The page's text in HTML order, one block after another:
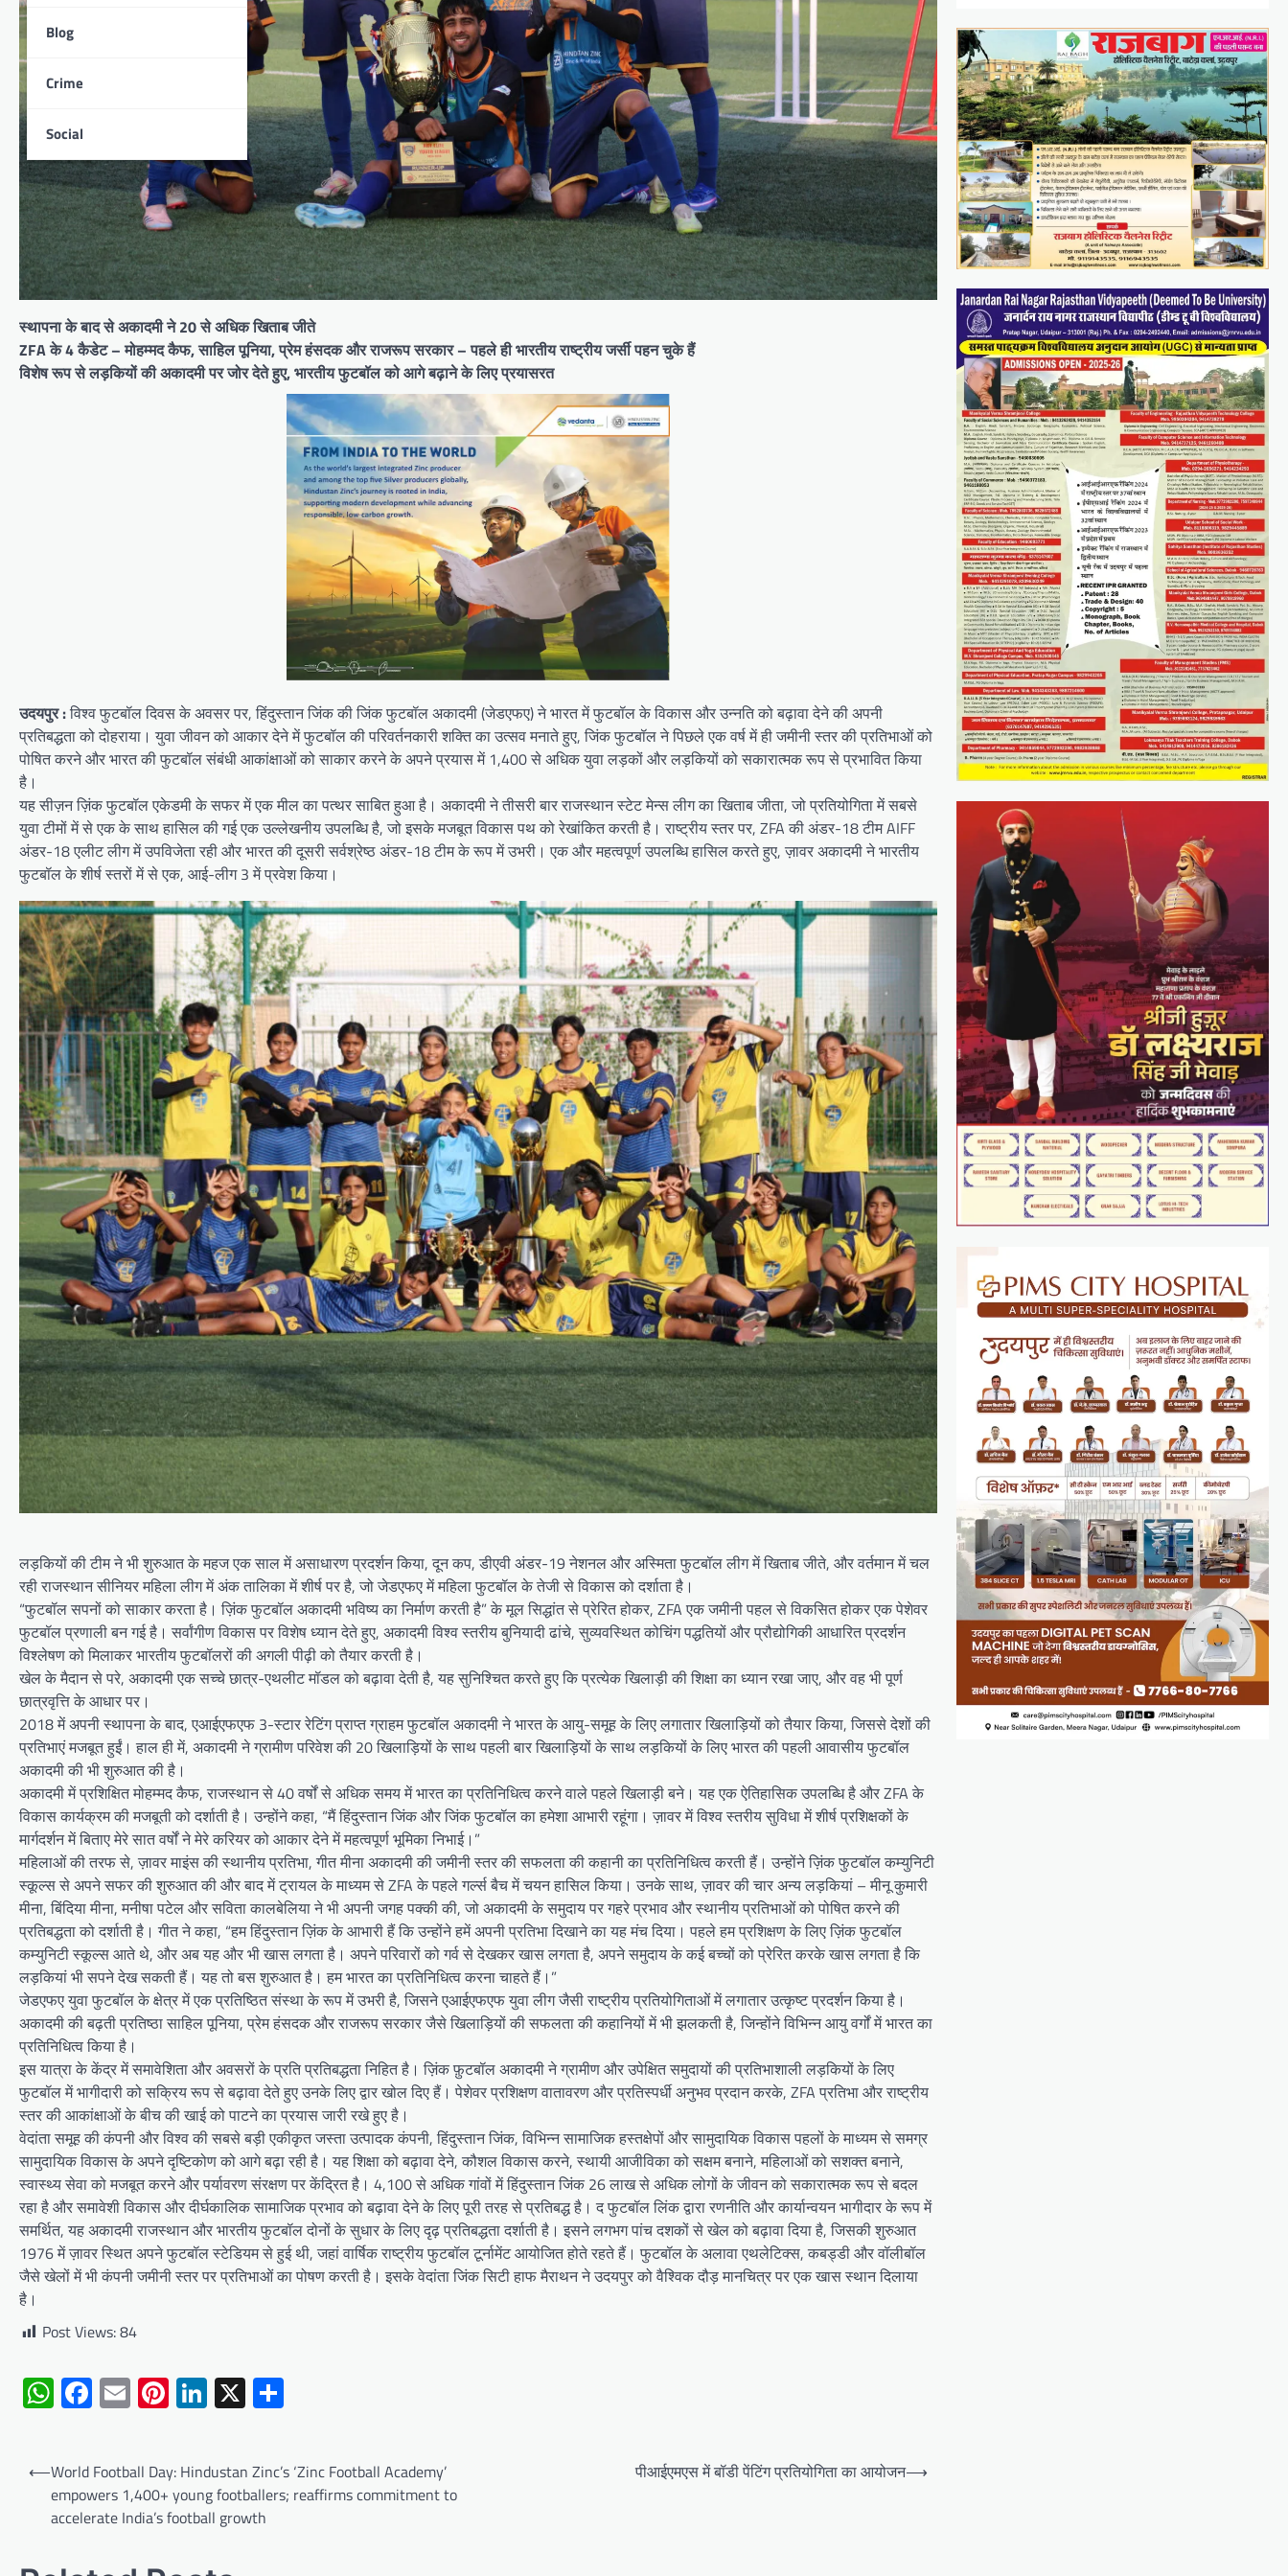
Blog
Crime
Social
स्थापना के बाद से अकादमी ने 20 से अधिक खिताब जीते
ZFA के 4 कैडेट – मोहम्मद कैफ, साहिल पूनिया, प्रेम हंसदक और राजरूप सरकार – पहले ही भारतीय राष्ट्रीय जर्सी पहन चुके हैं
विशेष रूप से लड़कियों की अकादमी पर जोर देते हुए, भारतीय फुटबॉल को आगे बढ़ाने के लिए प्रयासरत
उदयपुर :विश्व फुटबॉल दिवस के अवसर पर, हिंदुस्तान जिंक की जिंक फुटबॉल अकादमी (जेडएफए) ने भारत में फुटबॉल के विकास और उन्नति को बढ़ावा देने की अपनी
प्रतिबद्धता को दोहराया। युवा जीवन को आकार देने में फुटबॉल की परिवर्तनकारी शक्ति का उत्सव मनाते हुए, जिंक फुटबॉल ने पिछले एक वर्ष में ही जमीनी स्तर की प्रतिभाओं को
पोषित करने और भारत की फुटबॉल संबंधी आकांक्षाओं को साकार करने के अपने प्रयास में 1,400 से अधिक युवा लड़कों और लड़कियों को सकारात्मक रूप से प्रभावित किया
है।
यह सीज़न ज़िंक फुटबॉल एकेडमी के सफर में एक मील का पत्थर साबित हुआ है। अकादमी ने तीसरी बार राजस्थान स्टेट मेन्स लीग का खिताब जीता, जो प्रतियोगिता में सबसे
युवा टीमों में से एक के साथ हासिल की गई एक उल्लेखनीय उपलब्धि है, जो इसके मजबूत विकास पथ को रेखांकित करती है। राष्ट्रीय स्तर पर, ZFA की अंडर-18 टीम AIFF
अंडर-18 एलीट लीग में उपविजेता रही और भारत की दूसरी सर्वश्रेष्ठ अंडर-18 टीम के रूप में उभरी। एक और महत्वपूर्ण उपलब्धि हासिल करते हुए, ज़ावर अकादमी ने भारतीय
फुटबॉल के शीर्ष स्तरों में से एक, आई-लीग 3 में प्रवेश किया।
लड़कियों की टीम ने भी शुरुआत के महज एक साल में असाधारण प्रदर्शन किया, दून कप, डीएवी अंडर-19 नेशनल और अस्मिता फुटबॉल लीग में खिताब जीते, और वर्तमान में चल
रही राजस्थान सीनियर महिला लीग में अंक तालिका में शीर्ष पर है, जो जेडएफए में महिला फुटबॉल के तेजी से विकास को दर्शाता है।
“फुटबॉल सपनों को साकार करता है। ज़िंक फुटबॉल अकादमी भविष्य का निर्माण करती है” के मूल सिद्धांत से प्रेरित होकर, ZFA एक जमीनी पहल से विकसित होकर एक पेशेवर
फुटबॉल प्रणाली बन गई है। सर्वांगीण विकास पर विशेष ध्यान देते हुए, अकादमी विश्व स्तरीय बुनियादी ढांचे, सुव्यवस्थित कोचिंग पद्धतियों और प्रौद्योगिकी आधारित प्रदर्शन
विश्लेषण को मिलाकर भारतीय फुटबॉलरों की अगली पीढ़ी को तैयार करती है।
खेल के मैदान से परे, अकादमी एक सच्चे छात्र-एथलीट मॉडल को बढ़ावा देती है, यह सुनिश्चित करते हुए कि प्रत्येक खिलाड़ी की शिक्षा का ध्यान रखा जाए, और वह भी पूर्ण
छात्रवृत्ति के आधार पर।
2018 में अपनी स्थापना के बाद, एआईएफएफ 3-स्टार रेटिंग प्राप्त ग्राहम फुटबॉल अकादमी ने भारत के आयु-समूह के लिए लगातार खिलाड़ियों को तैयार किया, जिससे देशों की
प्रतिभाएं मजबूत हुईं। हाल ही में, अकादमी ने ग्रामीण परिवेश की 20 खिलाड़ियों के साथ पहली बार खिलाड़ियों के साथ लड़कियों के लिए भारत की पहली आवासीय फुटबॉल
अकादमी की भी शुरुआत की है।
अकादमी में प्रशिक्षित मोहम्मद कैफ, राजस्थान से 40 वर्षों से अधिक समय में भारत का प्रतिनिधित्व करने वाले पहले खिलाड़ी बने। यह एक ऐतिहासिक उपलब्धि है और ZFA के
विकास कार्यक्रम की मजबूती को दर्शाती है। उन्होंने कहा, “मैं हिंदुस्तान जिंक और जिंक फुटबॉल का हमेशा आभारी रहूंगा। ज़ावर में विश्व स्तरीय सुविधा में शीर्ष प्रशिक्षकों के
मार्गदर्शन में बिताए मेरे सात वर्षों ने मेरे करियर को आकार देने में महत्वपूर्ण भूमिका निभाई।”
महिलाओं की तरफ से, ज़ावर माइंस की स्थानीय प्रतिभा, गीत मीना अकादमी की जमीनी स्तर की सफलता की कहानी का प्रतिनिधित्व करती हैं। उन्होंने ज़िंक फुटबॉल कम्युनिटी
स्कूल्स से अपने सफर की शुरुआत की और बाद में ट्रायल के माध्यम से ZFA के पहले गर्ल्स बैच में चयन हासिल किया। उनके साथ, ज़ावर की चार अन्य लड़कियां – मीनू कुमारी
मीना, बिंदिया मीना, मनीषा पटेल और सविता कालबेलिया ने भी अपनी जगह पक्की की, जो अकादमी के समुदाय पर गहरे प्रभाव और स्थानीय प्रतिभाओं को पोषित करने की
प्रतिबद्धता को दर्शाती है। गीत ने कहा, “हम हिंदुस्तान ज़िंक के आभारी हैं कि उन्होंने हमें अपनी प्रतिभा दिखाने का यह मंच दिया। पहले हम प्रशिक्षण के लिए ज़िंक फुटबॉल
कम्युनिटी स्कूल्स आते थे, और अब यह और भी खास लगता है। अपने परिवारों को गर्व से देखकर खास लगता है, अपने समुदाय के कई बच्चों को प्रेरित करके खास लगता है कि
लड़कियां भी सपने देख सकती हैं। यह तो बस शुरुआत है। हम भारत का प्रतिनिधित्व करना चाहते हैं।”
जेडएफए युवा फुटबॉल के क्षेत्र में एक प्रतिष्ठित संस्था के रूप में उभरी है, जिसने एआईएफएफ युवा लीग जैसी राष्ट्रीय प्रतियोगिताओं में लगातार उत्कृष्ट प्रदर्शन किया है।
अकादमी की बढ़ती प्रतिष्ठा साहिल पूनिया, प्रेम हंसदक और राजरूप सरकार जैसे खिलाड़ियों की सफलता की कहानियों में भी झलकती है, जिन्होंने विभिन्न आयु वर्गों में भारत का
प्रतिनिधित्व किया है।
इस यात्रा के केंद्र में समावेशिता और अवसरों के प्रति प्रतिबद्धता निहित है। ज़िंक फ़ुटबॉल अकादमी ने ग्रामीण और उपेक्षित समुदायों की प्रतिभाशाली लड़कियों के लिए
फुटबॉल में भागीदारी को सक्रिय रूप से बढ़ावा देते हुए उनके लिए द्वार खोल दिए हैं। पेशेवर प्रशिक्षण वातावरण और प्रतिस्पर्धी अनुभव प्रदान करके, ZFA प्रतिभा और राष्ट्रीय
स्तर की आकांक्षाओं के बीच की खाई को पाटने का प्रयास जारी रखे हुए है।
वेदांता समूह की कंपनी और विश्व की सबसे बड़ी एकीकृत जस्ता उत्पादक कंपनी, हिंदुस्तान जिंक, विभिन्न सामाजिक हस्तक्षेपों और सामुदायिक विकास पहलों के माध्यम से समग्र
सामुदायिक विकास के अपने दृष्टिकोण को आगे बढ़ा रही है। यह शिक्षा को बढ़ावा देने, कौशल विकास करने, स्थायी आजीविका को सक्षम बनाने, महिलाओं को सशक्त बनाने,
स्वास्थ्य सेवा को मजबूत करने और पर्यावरण संरक्षण पर केंद्रित है। 4,100 से अधिक गांवों में हिंदुस्तान जिंक 26 लाख से अधिक लोगों के जीवन को सकारात्मक रूप से बदल
रहा है और समावेशी विकास और दीर्घकालिक सामाजिक प्रभाव को बढ़ावा देने के लिए पूरी तरह से प्रतिबद्ध है। द फुटबॉल लिंक द्वारा रणनीति और कार्यान्वयन भागीदार के रूप में
समर्थित, यह अकादमी राजस्थान और भारतीय फुटबॉल दोनों के सुधार के लिए दृढ़ प्रतिबद्धता दर्शाती है। इसने लगभग पांच दशकों से खेल को बढ़ावा दिया है, जिसकी शुरुआत
1976 में ज़ावर स्थित अपने फुटबॉल स्टेडियम से हुई थी, जहां वार्षिक राष्ट्रीय फुटबॉल टूर्नामेंट आयोजित होते रहते हैं। फुटबॉल के अलावा एथलेटिक्स, कबड्डी और वॉलीबॉल
जैसे खेलों में भी कंपनी जमीनी स्तर पर प्रतिभाओं का पोषण करती है। इसके वेदांता जिंक सिटी हाफ मैराथन ने उदयपुर को वैश्विक दौड़ मानचित्र पर एक खास स्थान दिलाया
है।
Post Views:84
WhatsApp
Facebook
EmailPinterest
LinkedIn
X
Post
navigation
⟵World Football Day: Hindustan Zinc’s ‘Zinc Football Academy’
empowers 1,400+ young footballers; reaffirms commitment to
accelerate India’s football growth
पीआईएमएस में बॉडी पेंटिंग प्रतियोगिता का आयोजन⟶